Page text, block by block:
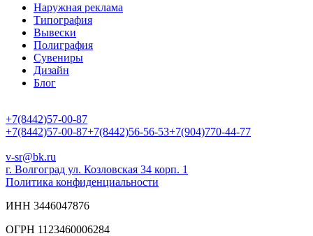
Наружная реклама
Типография
Вывески
Полиграфия
Сувениры
Дизайн
Блог
+7(8442)57-00-87
+7(8442)57-00-87+7(8442)56-56-53+7(904)770-44-77
v-sr@bk.ru
г. Волгоград ул. Козловская 34 корп. 1
Политика конфиденциальности
ИНН 3446047876
ОГРН 1123460006284